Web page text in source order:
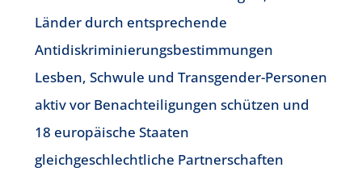
Länder durch entsprechende
Antidiskriminierungsbestimmungen
Lesben, Schwule und Transgender-Personen
aktiv vor Benachteiligungen schützen und
18 europäische Staaten
gleichgeschlechtliche Partnerschaften